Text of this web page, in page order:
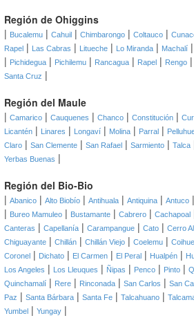
Región de Ohiggins
| Bucalemu | Cahuil | Chimbarongo | Coltauco |
Rapel | Las Cabras | Litueche | Lo Miranda | Machalí |
| Pichidegua | Pichilemu | Rancagua | Rapel | Rengo |
Santa Cruz |
Región del Maule
| Camarico | Cauquenes | Chanco | Constitución |
Licantén | Linares | Longaví | Molina | Parral |
Claro | San Clemente | San Rafael | Sarmiento | Talca
Yerbas Buenas |
Región del Bio-Bio
| Abanico | Alto Biobío | Antihuala | Antiquina | Antuco |
| Bureo Mamuleo | Bustamante | Cabrero | Cachapoal
Canteras | Capellanía | Carampangue | Cato | Cerro
Chiguayante | Chillán | Chillán Viejo | Coelemu |
Coronel | Dichato | El Carmen | El Peral | Hualpén |
Los Angeles | Los Lleuques | Ñipas | Penco | Pinto |
Quinchamalí | Rere | Rinconada | San Carlos | San
Paz | Santa Bárbara | Santa Fe | Talcahuano |
Yumbel | Yungay |